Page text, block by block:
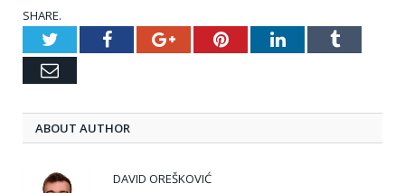
SHARE.
TwitterFacebookGoogle+PinterestLinkedInTumblr
Email
ABOUT AUTHOR
DAVID OREŠKOVIĆ